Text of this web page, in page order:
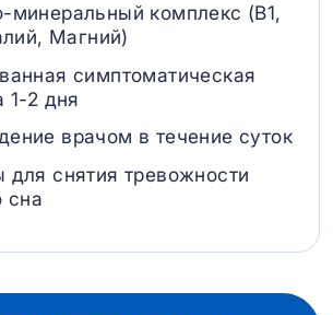
минеральный комплекс (B1,
Магний)
симптоматическая
1-2 дня
врачом в течение суток
для снятия тревожности
сна